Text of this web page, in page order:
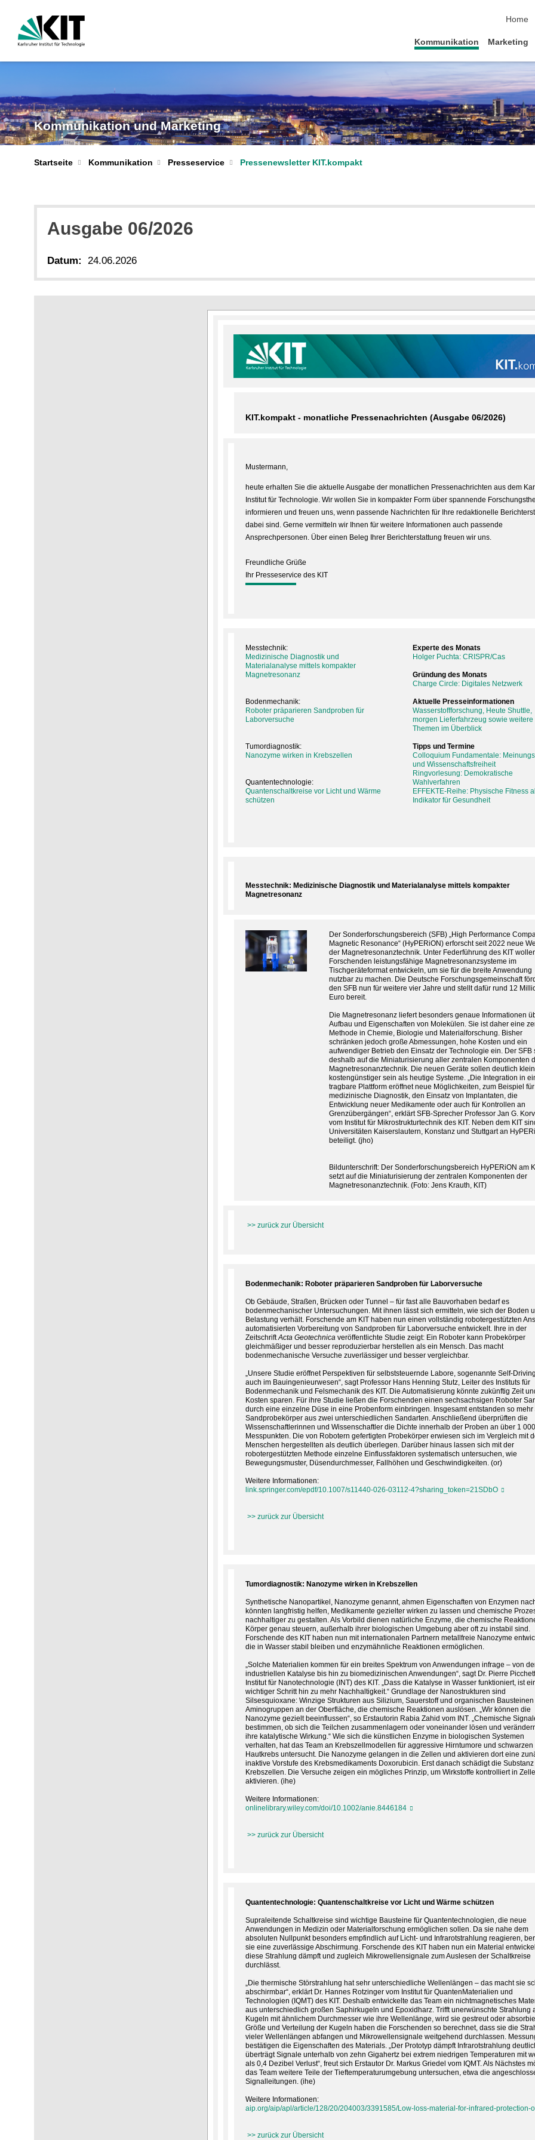
Home
Kommunikation Marketing
Kommunikation und Marketing
Startseite Kommunikation Presseservice Pressenewsletter KIT.kompakt
Ausgabe 06/2026
Datum: 24.06.2026
KIT.kompakt - monatliche Pressenachrichten (Ausgabe 06/2026)
Mustermann,
heute erhalten Sie die aktuelle Ausgabe der monatlichen Pressenachrichten aus dem
Institut für Technologie. Wir wollen Sie in kompakter Form über spannende
informieren und freuen uns, wenn passende Nachrichten für Ihre redaktionelle
dabei sind. Gerne vermitteln wir Ihnen für weitere Informationen auch passende
Ansprechpersonen. Über einen Beleg Ihrer Berichterstattung freuen wir uns.
Freundliche Grüße
Ihr Presseservice des KIT
Messtechnik:
Medizinische Diagnostik und
Materialanalyse mittels kompakter
Magnetresonanz
Bodenmechanik:
Roboter präparieren Sandproben für
Laborversuche
Tumordiagnostik:
Nanozyme wirken in Krebszellen
Quantentechnologie:
Quantenschaltkreise vor Licht und Wärme
schützen
Experte des Monats
Holger Puchta: CRISPR/Cas
Gründung des Monats
Charge Circle: Digitales Netzwerk
Aktuelle Presseinformationen
Wasserstoffforschung, Heute Shuttle,
morgen Lieferfahrzeug sowie weitere
Themen im Überblick
Tipps und Termine
Colloquium Fundamentale:
und Wissenschaftsfreiheit
Ringvorlesung: Demokratische
Wahlverfahren
EFFEKTE-Reihe: Physische Fitness
Indikator für Gesundheit
Messtechnik: Medizinische Diagnostik und Materialanalyse mittels kompakter
Magnetresonanz
Der Sonderforschungsbereich (SFB) „High Performance
Magnetic Resonance“ (HyPERiON) erforscht seit 2022 neue
der Magnetresonanztechnik. Unter Federführung des KIT
Forschenden leistungsfähige Magnetresonanzsysteme im
Tischgeräteformat entwickeln, um sie für die breite Anwendung
nutzbar zu machen. Die Deutsche Forschungsgemeinschaft
den SFB nun für weitere vier Jahre und stellt dafür rund 12
Euro bereit.
Die Magnetresonanz liefert besonders genaue Informationen
Aufbau und Eigenschaften von Molekülen. Sie ist daher eine
Methode in Chemie, Biologie und Materialforschung. Bisher
schränken jedoch große Abmessungen, hohe Kosten und ein
aufwendiger Betrieb den Einsatz der Technologie ein. Der SFB
deshalb auf die Miniaturisierung aller zentralen Komponenten
Magnetresonanztechnik. Die neuen Geräte sollen deutlich
kostengünstiger sein als heutige Systeme. „Die Integration in
tragbare Plattform eröffnet neue Möglichkeiten, zum Beispiel
medizinische Diagnostik, den Einsatz von Implantaten, die
Entwicklung neuer Medikamente oder auch für Kontrollen an
Grenzübergängen“, erklärt SFB-Sprecher Professor Jan G.
vom Institut für Mikrostrukturtechnik des KIT. Neben dem KIT
Universitäten Kaiserslautern, Konstanz und Stuttgart an
beteiligt. (jho)
Bildunterschrift: Der Sonderforschungsbereich HyPERiON am
setzt auf die Miniaturisierung der zentralen Komponenten der
Magnetresonanztechnik. (Foto: Jens Krauth, KIT)
>> zurück zur Übersicht
Bodenmechanik: Roboter präparieren Sandproben für Laborversuche
Ob Gebäude, Straßen, Brücken oder Tunnel – für fast alle Bauvorhaben bedarf es
bodenmechanischer Untersuchungen. Mit ihnen lässt sich ermitteln, wie sich der Boden
Belastung verhält. Forschende am KIT haben nun einen vollständig robotergestützten
automatisierten Vorbereitung von Sandproben für Laborversuche entwickelt. Ihre in der
ZeitschriftActa Geotechnicaveröffentlichte Studie zeigt: Ein Roboter kann Probekörper
gleichmäßiger und besser reproduzierbar herstellen als ein Mensch. Das macht
bodenmechanische Versuche zuverlässiger und besser vergleichbar.
„Unsere Studie eröffnet Perspektiven für selbststeuernde Labore, sogenannte Self-
auch im Bauingenieurwesen“, sagt Professor Hans Henning Stutz, Leiter des Instituts für
Bodenmechanik und Felsmechanik des KIT. Die Automatisierung könnte zukünftig Zeit
Kosten sparen. Für ihre Studie ließen die Forschenden einen sechsachsigen Roboter
durch eine einzelne Düse in eine Probenform einbringen. Insgesamt entstanden so mehr
Sandprobekörper aus zwei unterschiedlichen Sandarten. Anschließend überprüften die
Wissenschaftlerinnen und Wissenschaftler die Dichte innerhalb der Proben an über 1 000
Messpunkten. Die von Robotern gefertigten Probekörper erwiesen sich im Vergleich mit
Menschen hergestellten als deutlich überlegen. Darüber hinaus lassen sich mit der
robotergestützten Methode einzelne Einflussfaktoren systematisch untersuchen, wie
Bewegungsmuster, Düsendurchmesser, Fallhöhen und Geschwindigkeiten. (or)
Weitere Informationen:
link.springer.com/epdf/10.1007/s11440-026-03112-4?sharing_token=21SDbO
>> zurück zur Übersicht
Tumordiagnostik: Nanozyme wirken in Krebszellen
Synthetische Nanopartikel, Nanozyme genannt, ahmen Eigenschaften von Enzymen
könnten langfristig helfen, Medikamente gezielter wirken zu lassen und chemische
nachhaltiger zu gestalten. Als Vorbild dienen natürliche Enzyme, die chemische
Körper genau steuern, außerhalb ihrer biologischen Umgebung aber oft zu instabil sind.
Forschende des KIT haben nun mit internationalen Partnern metallfreie Nanozyme
die in Wasser stabil bleiben und enzymähnliche Reaktionen ermöglichen.
„Solche Materialien kommen für ein breites Spektrum von Anwendungen infrage – von
industriellen Katalyse bis hin zu biomedizinischen Anwendungen“, sagt Dr. Pierre
Institut für Nanotechnologie (INT) des KIT. „Dass die Katalyse in Wasser funktioniert, ist
wichtiger Schritt hin zu mehr Nachhaltigkeit.“ Grundlage der Nanostrukturen sind
Silsesquioxane: Winzige Strukturen aus Silizium, Sauerstoff und organischen Bausteinen
Aminogruppen an der Oberfläche, die chemische Reaktionen auslösen. „Wir können die
Nanozyme gezielt beeinflussen“, so Erstautorin Rabia Zahid vom INT. „Chemische
bestimmen, ob sich die Teilchen zusammenlagern oder voneinander lösen und
ihre katalytische Wirkung.“ Wie sich die künstlichen Enzyme in biologischen Systemen
verhalten, hat das Team an Krebszellmodellen für aggressive Hirntumore und schwarzen
Hautkrebs untersucht. Die Nanozyme gelangen in die Zellen und aktivieren dort eine
inaktive Vorstufe des Krebsmedikaments Doxorubicin. Erst danach schädigt die Substanz
Krebszellen. Die Versuche zeigen ein mögliches Prinzip, um Wirkstoffe kontrolliert in
aktivieren. (ihe)
Weitere Informationen:
onlinelibrary.wiley.com/doi/10.1002/anie.8446184
>> zurück zur Übersicht
Quantentechnologie: Quantenschaltkreise vor Licht und Wärme schützen
Supraleitende Schaltkreise sind wichtige Bausteine für Quantentechnologien, die neue
Anwendungen in Medizin oder Materialforschung ermöglichen sollen. Da sie nahe dem
absoluten Nullpunkt besonders empfindlich auf Licht- und Infrarotstrahlung reagieren,
sie eine zuverlässige Abschirmung. Forschende des KIT haben nun ein Material
diese Strahlung dämpft und zugleich Mikrowellensignale zum Auslesen der Schaltkreise
durchlässt.
„Die thermische Störstrahlung hat sehr unterschiedliche Wellenlängen – das macht sie
abschirmbar“, erklärt Dr. Hannes Rotzinger vom Institut für QuantenMaterialien und
Technologien (IQMT) des KIT. Deshalb entwickelte das Team ein nichtmagnetisches
aus unterschiedlich großen Saphirkugeln und Epoxidharz. Trifft unerwünschte Strahlung
Kugeln mit ähnlichem Durchmesser wie ihre Wellenlänge, wird sie gestreut oder
Größe und Verteilung der Kugeln haben die Forschenden so berechnet, dass sie die
vieler Wellenlängen abfangen und Mikrowellensignale weitgehend durchlassen.
bestätigen die Eigenschaften des Materials. „Der Prototyp dämpft Infrarotstrahlung
überträgt Signale unterhalb von zehn Gigahertz bei extrem niedrigen Temperaturen mit
als 0,4 Dezibel Verlust“, freut sich Erstautor Dr. Markus Griedel vom IQMT. Als Nächstes
das Team weitere Teile der Tieftemperaturumgebung untersuchen, etwa die
Signalleitungen. (ihe)
Weitere Informationen:
aip.org/aip/apl/article/128/20/204003/3391585/Low-loss-material-for-infrared-protection-
>> zurück zur Übersicht